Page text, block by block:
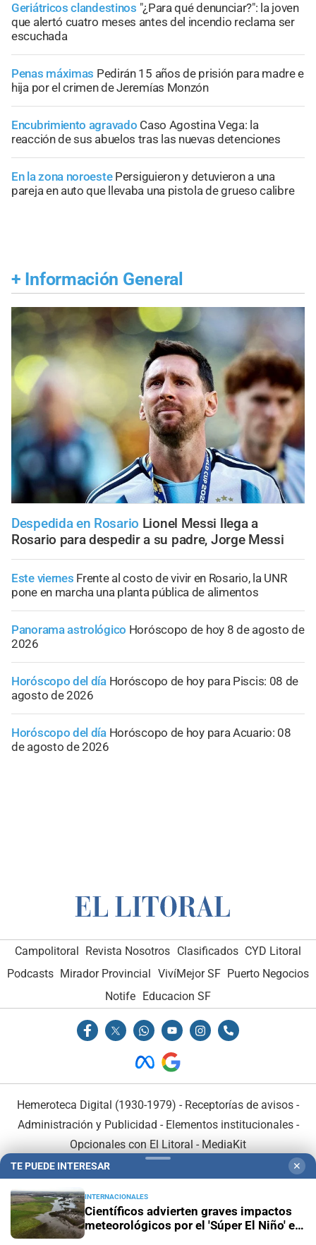
Geriátricos clandestinos "¿Para qué denunciar?": la joven
que alertó cuatro meses antes del incendio reclama ser
escuchada
Penas máximas Pedirán 15 años de prisión para madre e
hija por el crimen de Jeremías Monzón
Encubrimiento agravado Caso Agostina Vega: la
reacción de sus abuelos tras las nuevas detenciones
En la zona noroeste Persiguieron y detuvieron a una
pareja en auto que llevaba una pistola de grueso calibre
+ Información General
Despedida en Rosario Lionel Messi llega a
Rosario para despedir a su padre, Jorge Messi
Este viernes Frente al costo de vivir en Rosario, la UNR
pone en marcha una planta pública de alimentos
Panorama astrológico Horóscopo de hoy 8 de agosto de
2026
Horóscopo del día Horóscopo de hoy para Piscis: 08 de
agosto de 2026
Horóscopo del día Horóscopo de hoy para Acuario: 08
de agosto de 2026
Campolitoral Revista Nosotros Clasificados CYD Litoral
Podcasts Mirador Provincial VivíMejor SF Puerto Negocios
Notife Educacion SF
Hemeroteca Digital (1930-1979) - Receptorías de avisos -
Administración y Publicidad - Elementos institucionales-
Opcionales con El Litoral - MediaKit
TE PUEDE INTERESAR ✕
INTERNACIONALES
Científicos advierten graves impactos
meteorológicos por el 'Súper El Niño' en